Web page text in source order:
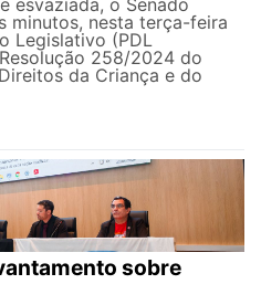
esvaziada, o Senado
minutos, nesta terça-feira
Legislativo (PDL
258/2024 do
da Criança e do
sobre